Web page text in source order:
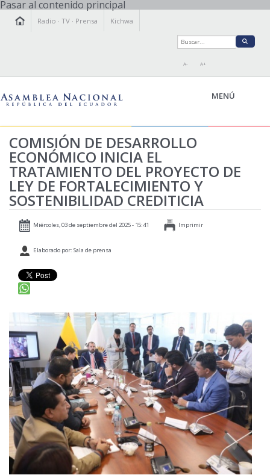
Pasar al contenido principal
Radio ·TV · Prensa Kichwa
A- A+
MENÚ
LA ASAMBLEA
LEGISLAMOS
FISCALIZAMOS
TRANSPARENCIA
PRENSA
RELACIONES INTERNACIONALES
AGENDA
COMISIÓN DE DESARROLLO
ECONÓMICO INICIA EL
TRATAMIENTO DEL PROYECTO DE
LEY DE FORTALECIMIENTO Y
SOSTENIBILIDAD CREDITICIA
Miércoles, 03 de septiembre del 2025 - 15:41 Imprimir
Elaborado por: Sala de prensa